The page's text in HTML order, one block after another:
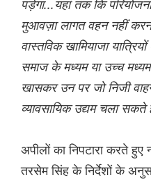
पड़ेगा...यहां तक ​​कि
मुआवज़ा लागत वहन नहीं
वास्तविक खामियाजा
समाज के मध्यम या उच्च
खासकर उन पर जो निजी
व्यावसायिक उद्यम चला
अपीलों का निपटारा करते हुए
तरसेम सिंह के निर्देशों के